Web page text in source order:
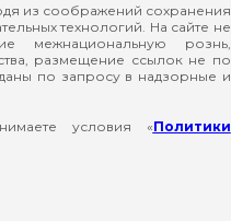
из соображений сохранения
технологий. На сайте не
межнациональную рознь,
размещение ссылок не по
по запросу в надзорные и
условия «Политики